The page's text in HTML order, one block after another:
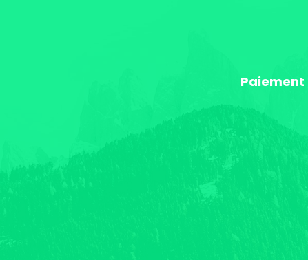
Paiement